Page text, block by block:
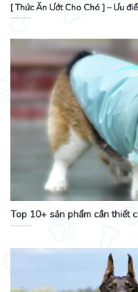
[ Thức Ăn Ướt Cho Chó ] – Ưu
Top 10+ sản phẩm cần thiết